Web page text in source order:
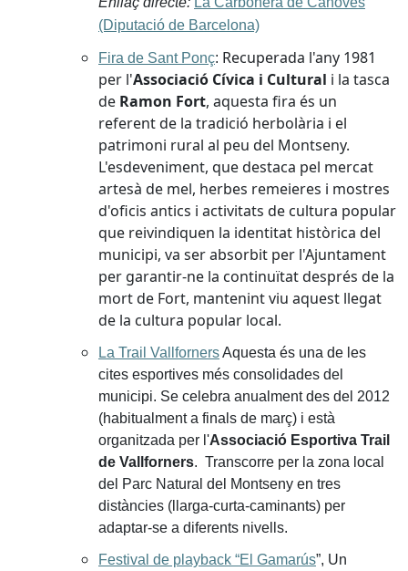
(Diputació de Barcelona)
Fira de Sant Ponç: Recuperada l'any 1981
per l'Associació Cívica i Cultural i la tasca
de Ramon Fort, aquesta fira és un
referent de la tradició herbolària i el
patrimoni rural al peu del Montseny.
L'esdeveniment, que destaca pel mercat
artesà de mel, herbes remeieres i mostres
d'oficis antics i activitats de cultura popular
que reivindiquen la identitat històrica del
municipi, va ser absorbit per l'Ajuntament
per garantir-ne la continuïtat després de la
mort de Fort, mantenint viu aquest llegat
de la cultura popular local.
La Trail VallfornersAquesta és una de les
cites esportives més consolidades del
municipi. Se celebra anualment des del 2012
(habitualment a finals de març) i està
organitzada per l'Associació Esportiva Trail
de Vallforners. Transcorre per la zona local
del Parc Natural del Montseny en tres
distàncies (llarga-curta-caminants) per
adaptar-se a diferents nivells.
Festival de playback “El Gamarús”, Un